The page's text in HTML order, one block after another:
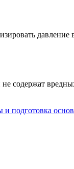
содержат
подготовка